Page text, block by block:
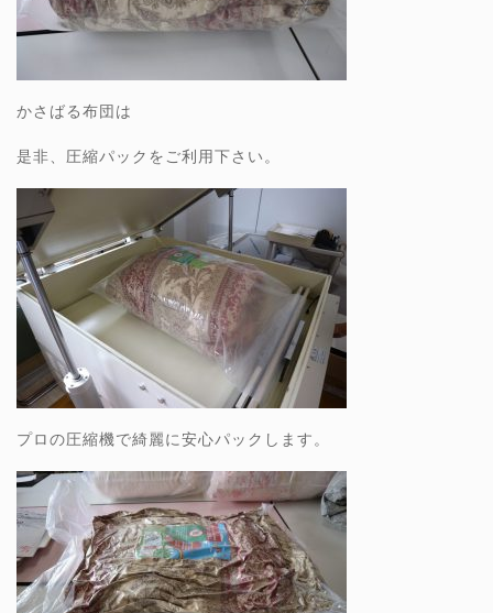
かさばる布団は
是非、圧縮パックをご利用下さい。
プロの圧縮機で綺麗に安心パックします。